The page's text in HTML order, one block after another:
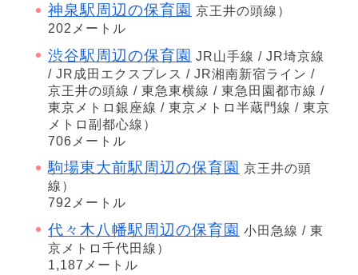
神泉駅周辺の保育園 京王井の頭線）
202メートル
渋谷駅周辺の保育園 JR山手線 / JR埼京線
/ JR成田エクスプレス / JR湘南新宿ライン /
京王井の頭線 / 東急東横線 / 東急田園都市線 /
東京メトロ銀座線 / 東京メトロ半蔵門線 / 東京
メトロ副都心線）
706メートル
駒場東大前駅周辺の保育園 京王井の頭
線）
792メートル
代々木八幡駅周辺の保育園 小田急線 / 東
京メトロ千代田線）
1,187メートル